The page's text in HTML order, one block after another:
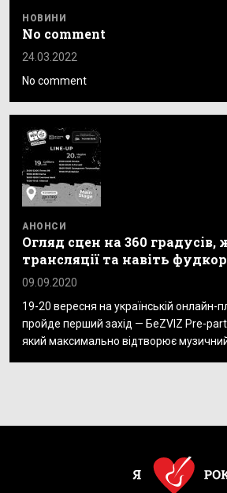
НОВИНИ
No comment
24.03.2022
No comment
АНОНСИ
Огляд сцен на 360 градусів,
трансляції та навіть
09.09.2020
19-20 вересня на українській онлайн-
пройде перший захід — БеZVIZ Pre-
який максимально відтворює